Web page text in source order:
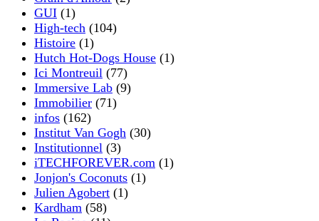
GUI (1)
High-tech (104)
Histoire (1)
Hutch Hot-Dogs House (1)
Ici Montreuil (77)
Immersive Lab (9)
Immobilier (71)
infos (162)
Institut Van Gogh (30)
Institutionnel (3)
iTECHFOREVER.com (1)
Jonjon's Coconuts (1)
Julien Agobert (1)
Kardham (58)